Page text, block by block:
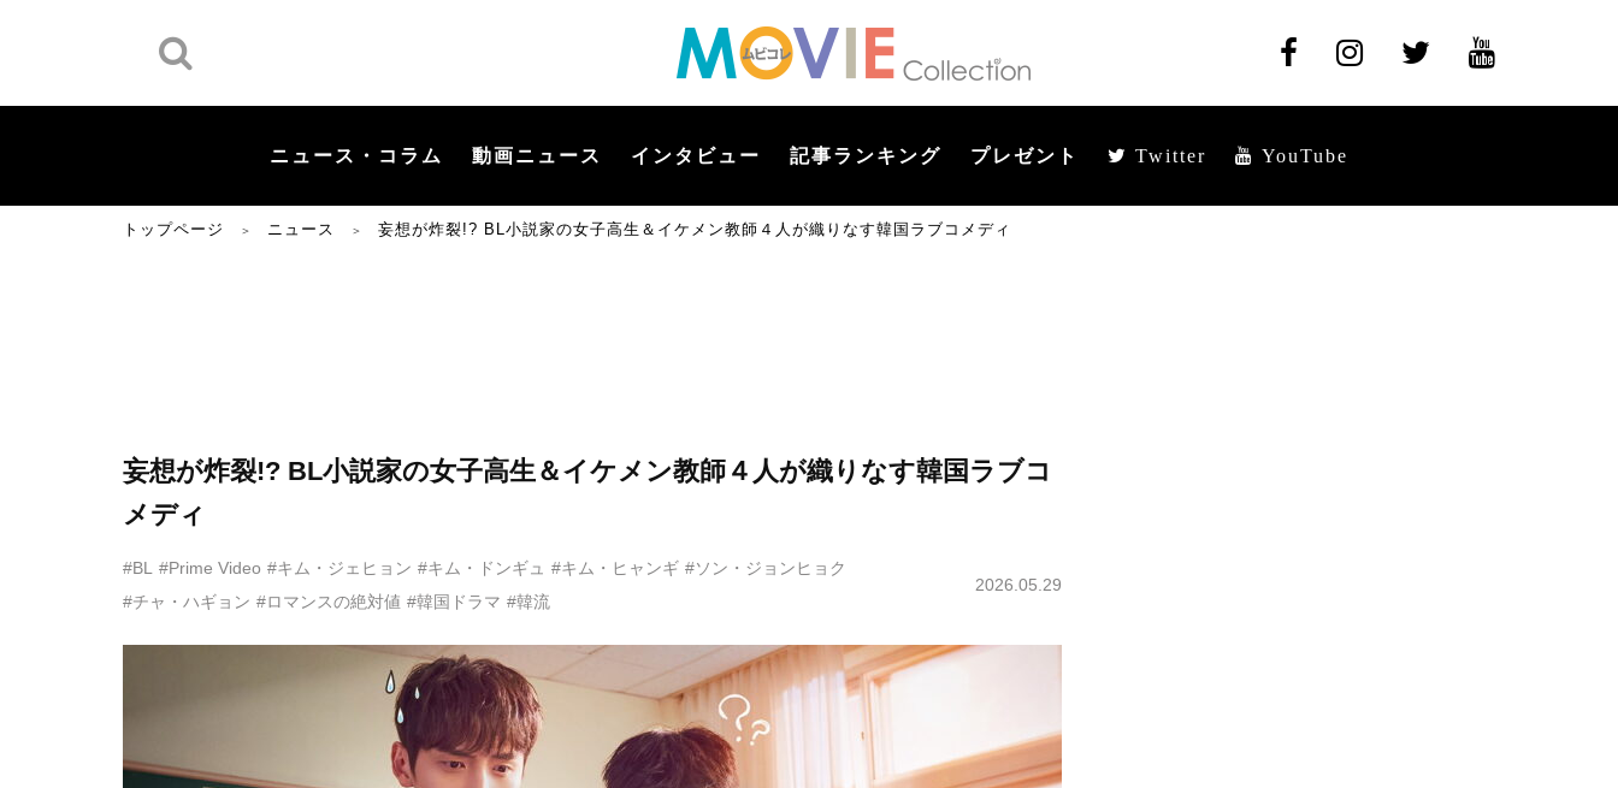
ニュース・コラム 動画ニュース インタビュー 記事ランキング プレゼント Twitter YouTube
トップページ ＞ ニュース ＞ 妄想が炸裂!? BL小説家の女子高生＆イケメン教師４人が織りなす韓国ラブコメディ
妄想が炸裂!? BL小説家の女子高生＆イケメン教師４人が織りなす韓国ラブコ
メディ
#BL #Prime Video #キム・ジェヒョン #キム・ドンギュ #キム・ヒャンギ #ソン・ジョンヒョク
#チャ・ハギョン #ロマンスの絶対値 #韓国ドラマ #韓流
2026.05.29